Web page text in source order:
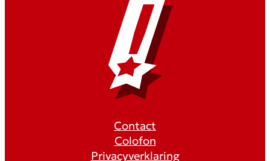
Contact
Colofon
Privacyverklaring